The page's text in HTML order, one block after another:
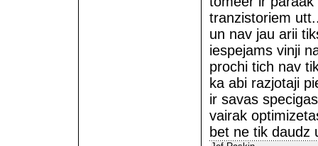
tranzistoriem
un nav jau arii
iespejams vinji
prochi tich nav
ka abi razjotaji
ir savas
vairak
bet ne tik daudz